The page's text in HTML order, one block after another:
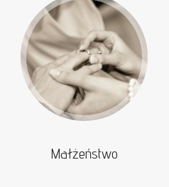
Małżeństwo